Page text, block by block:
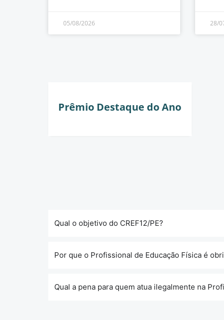
05/08/2026 28/
Prêmio Destaque do Ano
Qual o objetivo do CREF12/PE?
Por que o Profissional de Educação Física é
Qual a pena para quem atua ilegalmente na